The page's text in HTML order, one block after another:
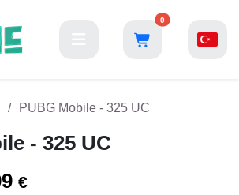
0
PUBG Mobile - 325 UC
- 325 UC
€